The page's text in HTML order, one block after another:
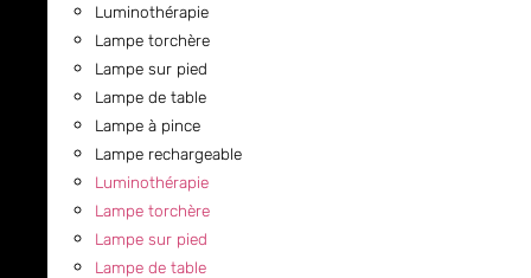
Luminothérapie
Lampe torchère
Lampe sur pied
Lampe de table
Lampe à pince
Lampe rechargeable
Luminothérapie
Lampe torchère
Lampe sur pied
Lampe de table